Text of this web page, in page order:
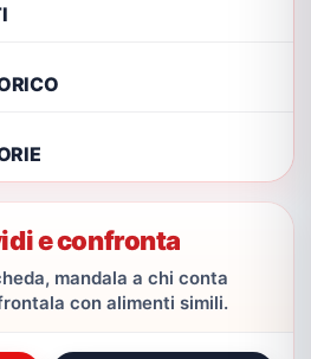
e confronta
mandala a chi conta
con alimenti simili.